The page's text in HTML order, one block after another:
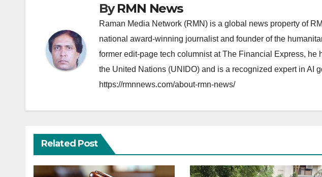
ByRMN News
Raman Media Network (RMN) is a global news property of
national award-winning journalist and founder of the
former edit-page tech columnist at The Financial Express, he
the United Nations (UNIDO) and is a recognized expert in AI
https://rmnnews.com/about-rmn-news/
Related Post